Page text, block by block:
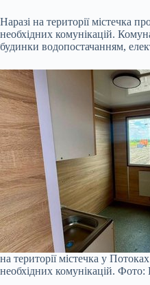
Наразі на території містечка
необхідних комунікацій.
будинки водопостачанням,
на території містечка у
необхідних комунікацій. Фото: